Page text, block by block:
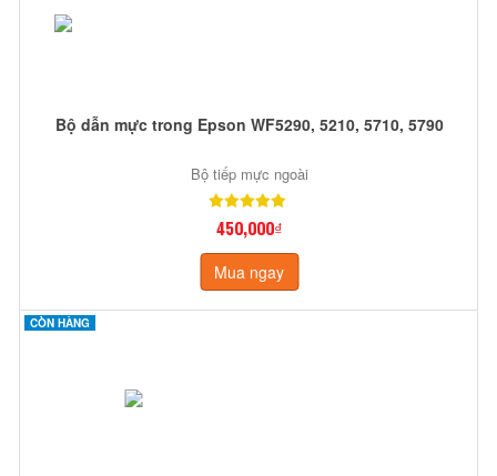
Bộ dẫn mực trong Epson WF5290, 5210, 5710, 5790
Bộ tiếp mực ngoài
450,000₫
Mua ngay
CÒN HÀNG